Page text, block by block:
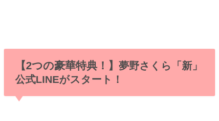
【2つの豪華特典！】 夢野さくら「新」
公式LINEがスタート！